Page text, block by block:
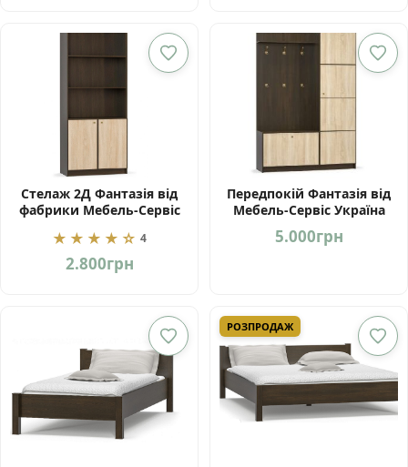
Стелаж 2Д Фантазія від
фабрики Мебель-Сервіс
★★★★☆ 4
2.800грн
Передпокій Фантазія від
Мебель-Сервіс Україна
5.000грн
РОЗПРОДАЖ